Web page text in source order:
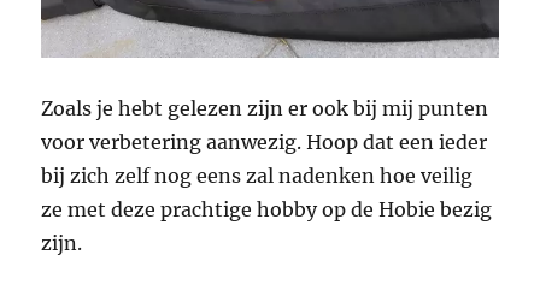
Zoals je hebt gelezen zijn er ook bij mij punten
voor verbetering aanwezig. Hoop dat een ieder
bij zich zelf nog eens zal nadenken hoe veilig
ze met deze prachtige hobby op de Hobie bezig
zijn.